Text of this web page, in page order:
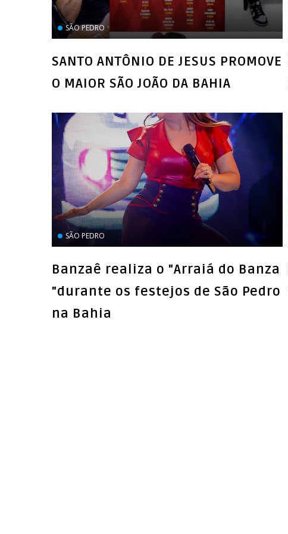
SÃO PEDRO
SANTO ANTÔNIO DE JESUS PROMOVE
O MAIOR SÃO JOÃO DA BAHIA
SÃO PEDRO
Banzaê realiza o "Arraiá do Banza
"durante os festejos de São Pedro
na Bahia